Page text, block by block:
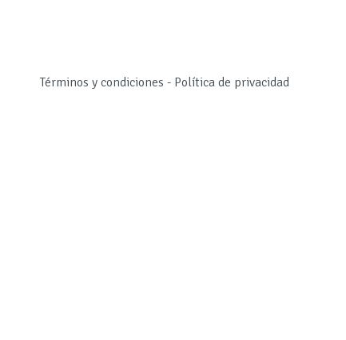
Términos y condiciones - Política de privacidad